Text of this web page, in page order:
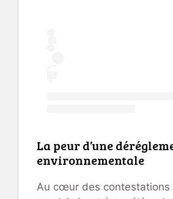
La peur d’une
environnementale
Au cœur des contestations